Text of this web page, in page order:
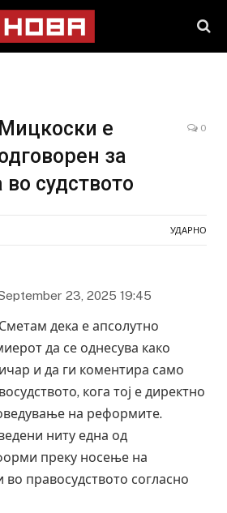
e
за
во судството
0
УДАРНО
23, 2025 19:45
Сметам дека е апсолутно
да се однесува како
и да ги коментира само
кога тој е директно
на реформите.
ниту една од
преку носење на
правосудството согласно